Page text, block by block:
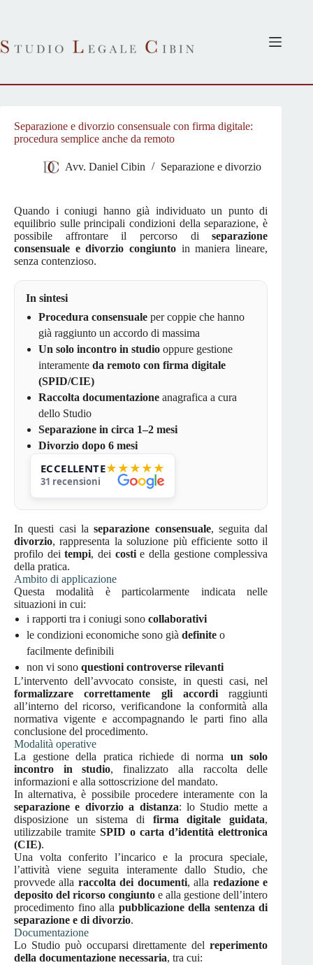
Separazione e divorzio consensuale con firma digitale:
procedura semplice anche da remoto
Avv. Daniel Cibin Separazione e divorzio
Quando i coniugi hanno già individuato un punto di
equilibrio sulle principali condizioni della separazione, è
possibile affrontare il percorso diseparazione
consensuale e divorzio congiunto in maniera lineare,
senza contenzioso.
In sintesi
Procedura consensuale per coppie che hanno
già raggiunto un accordo di massima
Un solo incontro in studio oppure gestione
interamente da remoto con firma digitale
(SPID/CIE)
Raccolta documentazione anagrafica a cura
dello Studio
Separazione in circa 1–2 mesi
Divorzio dopo 6 mesi
ECCELLENTE★★★★★
In questi casi laseparazione consensuale, seguita dal
divorzio, rappresenta la soluzione più efficiente sotto il
profilo deitempi, dei costie della gestione complessiva
della pratica.
Ambito di applicazione
Questa modalità è particolarmente indicata nelle
situazioni in cui:
i rapporti tra i coniugi sono collaborativi
le condizioni economiche sono già definite o
facilmente definibili
non vi sono questioni controverse rilevanti
L’intervento dell’avvocato consiste, in questi casi, nel
formalizzare correttamente gli accordiraggiunti
all’interno del ricorso, verificandone la conformità alla
normativa vigente e accompagnando le parti fino alla
conclusione del procedimento.
Modalità operative
La gestione della pratica richiede di norma un solo
incontro in studio, finalizzato alla raccolta delle
informazioni e alla sottoscrizione del mandato.
In alternativa, è possibile procedere interamente con la
separazione e divorzio a distanza: lo Studio mette a
disposizione un sistema di firma digitale guidata,
utilizzabile tramiteSPID o carta d’identità elettronica
(CIE).
Una volta conferito l’incarico e la procura speciale,
l’attività viene seguita interamente dallo Studio, che
provvede alla raccolta dei documenti, alla redazione e
deposito del ricorso congiunto e alla gestione dell’intero
procedimento fino alla pubblicazione della sentenza di
separazione e di divorzio.
Documentazione
Lo Studio può occuparsi direttamente delreperimento
della documentazione necessaria, tra cui: